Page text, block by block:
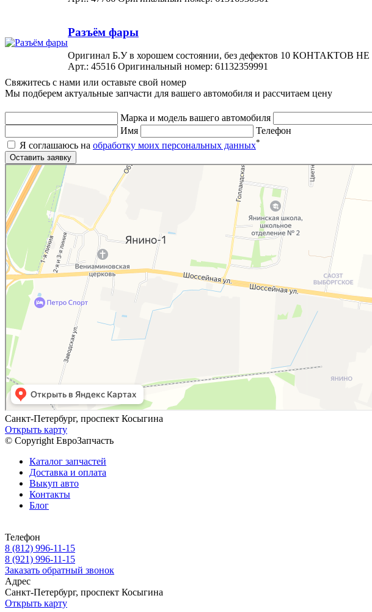
Разъём фары
Оригинал Б.У в хорошем состоянии, без дефектов 10 КОНТАКТОВ НЕ
Арт.: 45516 Оригинальный номер: 61132359991
Свяжитесь с нами или оставьте свой номер
Мы подберем актуальные запчасти для вашего автомобиля и рассчитаем цену
Марка и модель вашего автомобиля
Имя
Телефон
Я соглашаюсь на обработку моих персональных данных*
Яндекс.Карты
Яндекс.Карты — поиск мест и адресов, городской транспорт
Санкт-Петербург, проспект Косыгина
Открыть карту
© Copyright ЕвроЗапчасть
Каталог запчастей
Доставка и оплата
Выкуп авто
Контакты
Блог
Телефон
8 (812) 996-11-15
8 (921) 996-11-15
Заказать обратный звонок
Адрес
Санкт-Петербург, проспект Косыгина
Открыть карту